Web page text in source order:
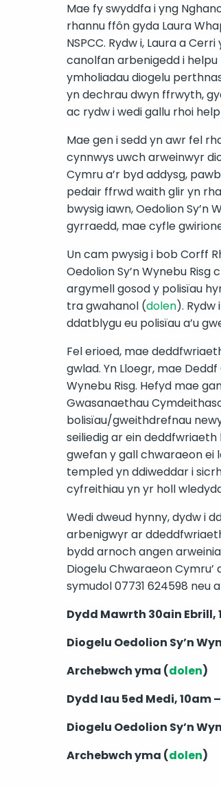
Mae fy swyddfa i yng
rhannu ffôn gyda Laura
NSPCC. Rydw i, Laura a
canolfan arbenigedd i
ymholiadau diogelu
yn dechrau dwyn ffrwyth,
ac rydw i wedi gallu rhoi
Mae gen i sedd yn awr fel
cynnwys uwch arweinwyr
Cymru a’r byd addysg,
pedair ffrwd waith glir yn
bwysig iawn, Oedolion Sy’n
gyrraedd, mae cyfle
Un cam pwysig i bob Corff
Oedolion Sy’n Wynebu
argymell gosod y polisïau
tra gwahanol (dolen).
ddatblygu eu polisïau a’u
Fel erioed, mae
gwlad. Yn Lloegr, mae
Wynebu Risg. Hefyd mae
Gwasanaethau
bolisïau/gweithdrefnau
seiliedig ar ein
gwefan y gall chwaraeon ei
templed yn ddiweddar i
cyfreithiau yn yr holl
Wedi dweud hynny, dydw i
arbenigwyr ar
bydd arnoch angen
Diogelu Chwaraeon
symudol 07731 624598 neu
Dydd Mawrth 30ain Ebrill,
Diogelu Oedolion Sy’n
Archebwch yma (dolen)
Dydd Iau 5ed Medi, 10am
Diogelu Oedolion Sy’n
Archebwch yma (dolen)